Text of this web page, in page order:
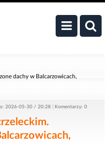
dachy w Balcarzowicach,
2026-05-30 / 20:28 Komentarzy: 0